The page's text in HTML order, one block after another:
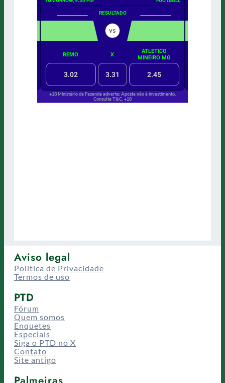
Aviso legal
Política de Privacidade
Termos de uso
PTD
Fórum
Quem somos
Enquetes
Especiais
Siga o PTD no X
Contato
Site antigo